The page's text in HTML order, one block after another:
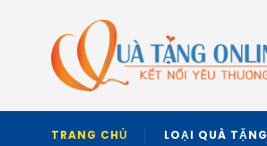
TRANG CHỦ LOẠI QUÀ TẶNG